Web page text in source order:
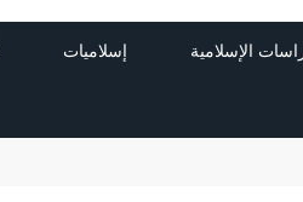
الإسلامية إسلاميات